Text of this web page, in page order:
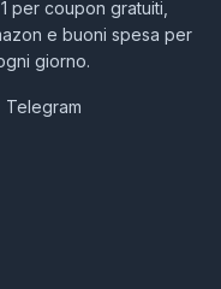
per coupon gratuiti,
e buoni spesa per
giorno.
Telegram